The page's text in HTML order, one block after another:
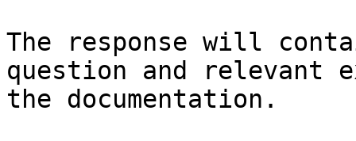
The response will
question and relevant
the documentation.